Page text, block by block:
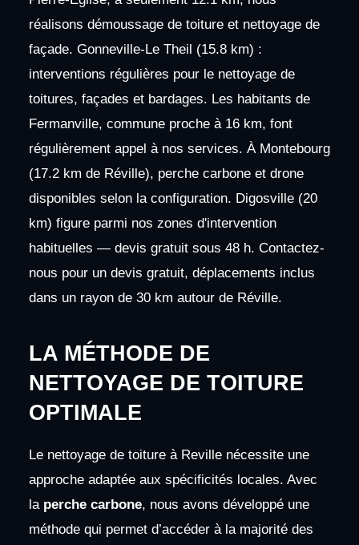
réalisons démoussage de toiture et nettoyage de
façade. Gonneville-Le Theil (15.8 km) :
interventions régulières pour le nettoyage de
toitures, façades et bardages. Les habitants de
Fermanville, commune proche à 16 km, font
régulièrement appel à nos services. À Montebourg
(17.2 km de Réville), perche carbone et drone
disponibles selon la configuration. Digosville (20
km) figure parmi nos zones d'intervention
habituelles — devis gratuit sous 48 h. Contactez-
nous pour un devis gratuit, déplacements inclus
dans un rayon de 30 km autour de Réville.
LA MÉTHODE DE
NETTOYAGE DE TOITURE
OPTIMALE
Le nettoyage de toiture à Reville nécessite une
approche adaptée aux spécificités locales. Avec
la perche carbone, nous avons développé une
méthode qui permet d’accéder à la majorité des